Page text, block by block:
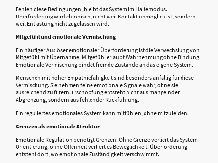
Fehlen diese Bedingungen, bleibt das System im Haltemodus.
Überforderung wird chronisch, nicht weil Kontakt unmöglich ist, sondern
weil Entlastung nicht zugelassen wird.
Mitgefühl und emotionale Vermischung
Ein häufiger Auslöser emotionaler Überforderung ist die Verwechslung von
Mitgefühl mit Übernahme. Mitgefühl erlaubt Wahrnehmung ohne Bindung.
Emotionale Vermischung bindet fremde Zustände an das eigene System.
Menschen mit hoher Empathiefähigkeit sind besonders anfällig für diese
Vermischung. Sie nehmen feine emotionale Signale wahr, ohne sie
ausreichend zu filtern. Erschöpfung entsteht nicht aus mangelnder
Abgrenzung, sondern aus fehlender Rückführung.
Ein reguliertes emotionales System kann mitfühlen, ohne mitzuleiden.
Grenzen als emotionale Struktur
Emotionale Regulation benötigt Grenzen. Ohne Grenze verliert das System
Orientierung, ohne Offenheit verliert es Beweglichkeit. Überforderung
entsteht dort, wo emotionale Zuständigkeit verschwimmt.